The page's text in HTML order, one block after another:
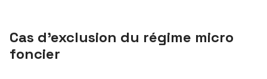
Cas d’exclusion du régime micro
foncier